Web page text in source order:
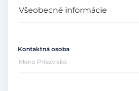
Kontaktná osoba